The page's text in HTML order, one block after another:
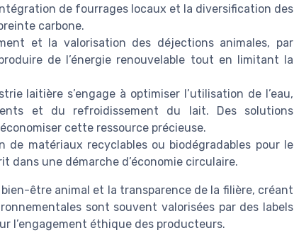
de fourrages locaux et la diversification des
carbone.
et la valorisation des déjections animales, par
de l’énergie renouvelable tout en limitant la
laitière s’engage à optimiser l’utilisation de l’eau,
et du refroidissement du lait. Des solutions
cette ressource précieuse.
de matériaux recyclables ou biodégradables pour le
dans une démarche d’économie circulaire.
être animal et la transparence de la filière, créant
sont souvent valorisées par des labels
l’engagement éthique des producteurs.